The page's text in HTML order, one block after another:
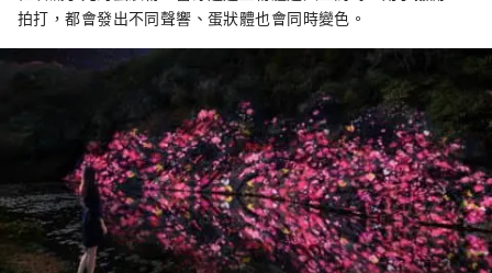
拍打，都會發出不同聲響、蛋狀體也會同時變色。